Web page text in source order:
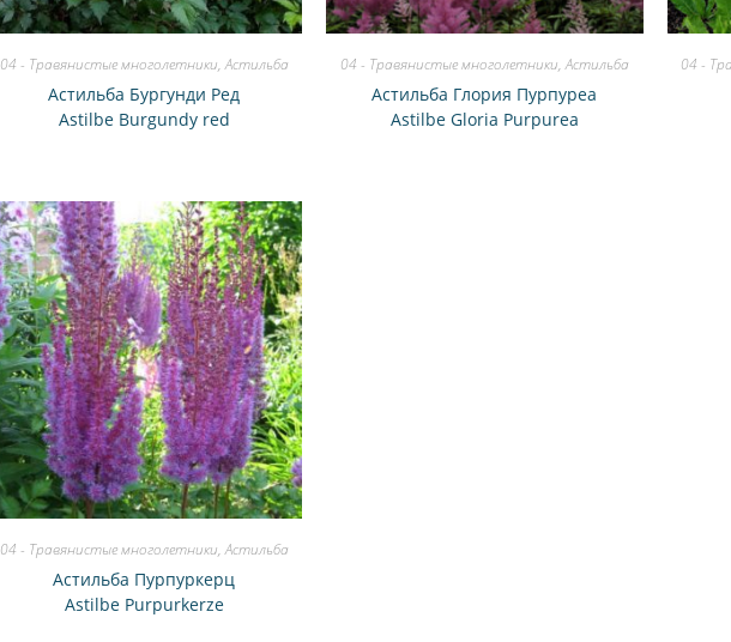
04 - Травянистые многолетники,Астильба
Астильба Бургунди Ред
Astilbe Burgundy red
04 - Травянистые многолетники,Астильба
Астильба Глория Пурпуреа
Astilbe Gloria Purpurea
04 -
04 - Травянистые многолетники,Астильба
Астильба Пурпуркерц
Astilbe Purpurkerze